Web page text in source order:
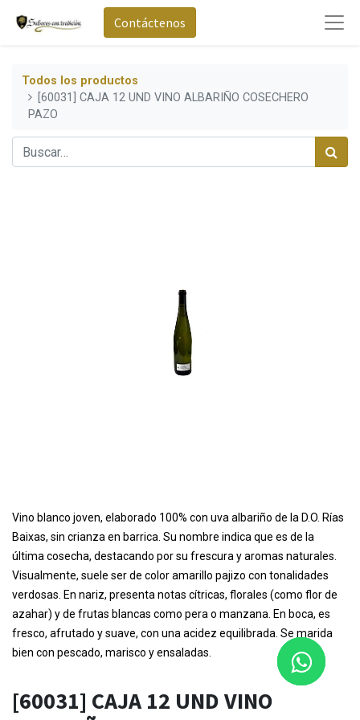
Contáctenos
Todos los productos
[60031] CAJA 12 UND VINO ALBARIÑO COSECHERO
PAZO
Vino blanco joven, elaborado 100% con uva albariño de la D.O. Rías
Baixas, sin crianza en barrica . Su nombre indica que es de la
última cosecha, destacando por su frescura y aromas naturales.
Visualmente, suele ser de color amarillo pajizo con tonalidades
verdosas. En nariz, presenta notas cítricas, florales (como flor de
azahar) y de frutas blancas como pera o manzana. En boca, es
fresco, afrutado y suave, con una acidez equilibrada. Se marida
bien con pescado, marisco y ensaladas.
[60031] CAJA 12 UND VINO